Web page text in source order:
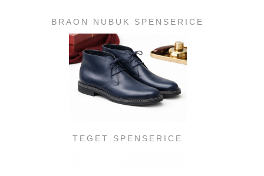
BRAON NUBUK SPENSERICE
TEGET SPENSERICE